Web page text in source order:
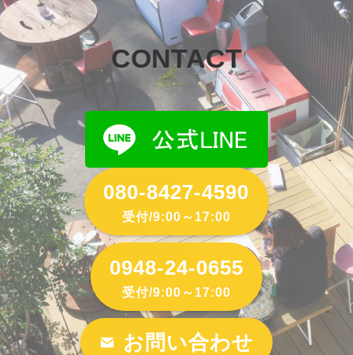
CONTACT
080-8427-4590
受付/9:00～17:00
0948-24-0655
受付/9:00～17:00
お問い合わせ